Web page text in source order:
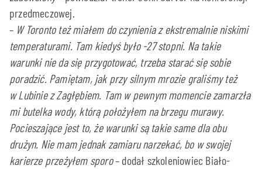
przedmeczowej.
– W Toronto też miałem do czynienia z ekstremalnie niskimi
temperaturami. Tam kiedyś było -27 stopni. Na takie
warunki nie da się przygotować, trzeba starać się sobie
poradzić. Pamiętam, jak przy silnym mrozie graliśmy też
w Lubinie z Zagłębiem. Tam w pewnym momencie zamarzła
mi butelka wody, którą położyłem na brzegu murawy.
Pocieszające jest to, że warunki są takie same dla obu
drużyn. Nie mam jednak zamiaru narzekać, bo w swojej
karierze przeżyłem sporo– dodał szkoleniowiec Biało-